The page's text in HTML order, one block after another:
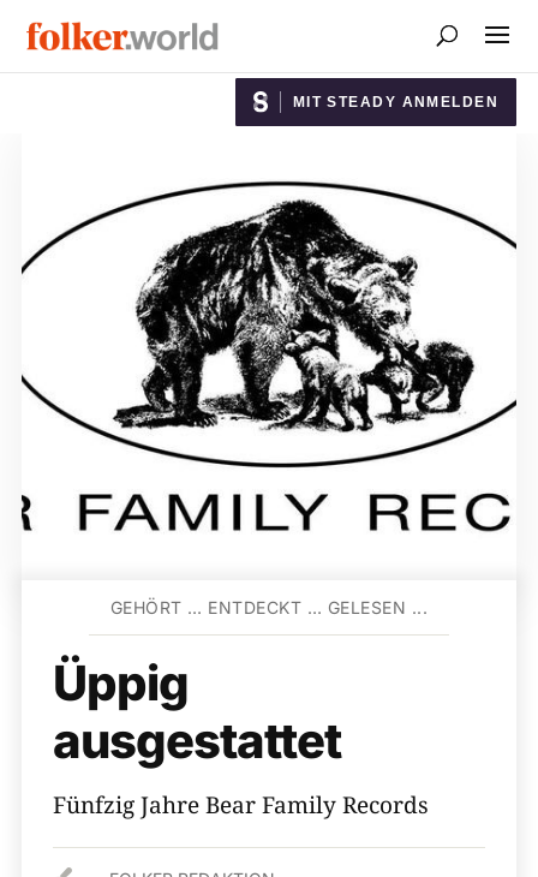
MIT STEADY ANMELDEN
GEHÖRT … ENTDECKT … GELESEN ...
Üppig
ausgestattet
Fünfzig Jahre Bear Family Records